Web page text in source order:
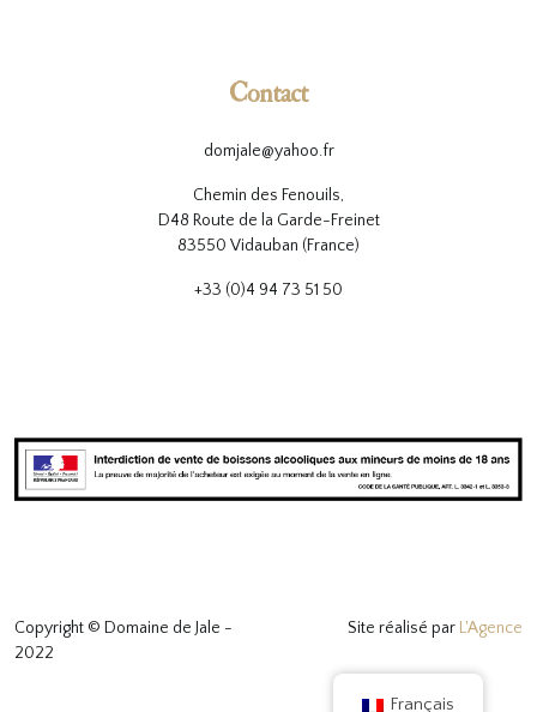
Contact
domjale@yahoo.fr
Chemin des Fenouils,
D48 Route de la Garde-Freinet
83550 Vidauban (France)
+33 (0)4 94 73 51 50
Copyright © Domaine de Jale -
2022
Site réalisé par L'Agence
Français